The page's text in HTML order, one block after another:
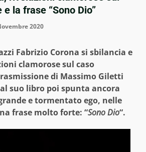
la frase “Sono Dio”
2020
Fabrizio Corona si sbilancia e
clamorose sul caso
di Massimo Giletti
suo libro poi spunta ancora
e tormentato ego, nelle
frase molto forte: “Sono Dio“.